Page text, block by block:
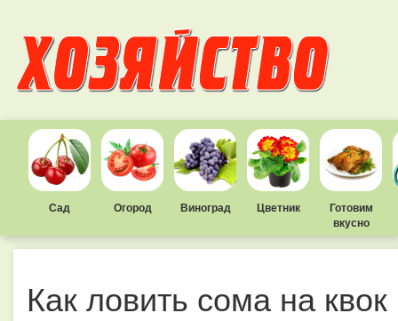
Сад Огород Виноград Цветник
Готовим
вкусно
Как ловить сома на квок